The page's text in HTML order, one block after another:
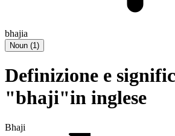
bhajia
Noun (1)
Definizione e
"bhaji"in inglese
Bhaji